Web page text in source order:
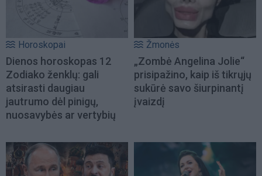
Horoskopai
Dienos horoskopas 12
Zodiako ženklų: gali
atsirasti daugiau
jautrumo dėl pinigų,
nuosavybės ar vertybių
Žmonės
„Zombė Angelina Jolie“
prisipažino, kaip iš tikrųjų
sukūrė savo šiurpinantį
įvaizdį